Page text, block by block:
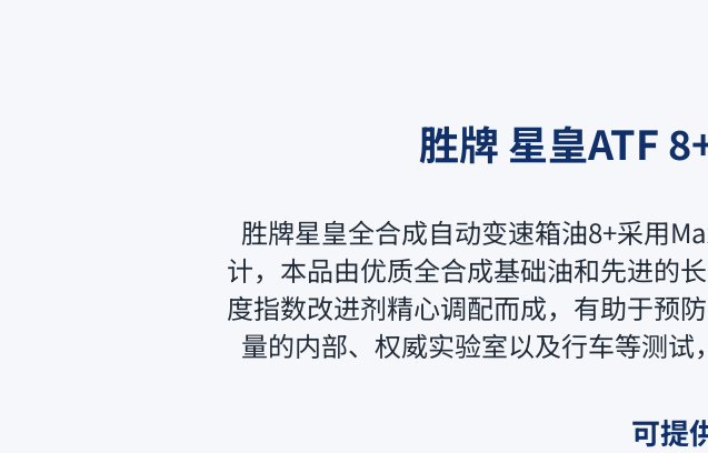
胜牌 星皇ATF
胜牌星皇全合成自动变速箱油8+采用
计，本品由优质全合成基础油和先进的
度指数改进剂精心调配而成，有助于预
量的内部、权威实验室以及行车等测试
可提